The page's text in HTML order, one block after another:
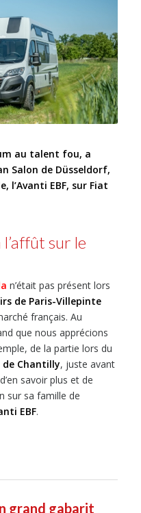
au talent fou, a
Salon de Düsseldorf,
l’Avanti EBF, sur Fiat
sur le
n’était pas présent lors
de Paris-Villepinte
français. Au
que nous apprécions
de la partie lors du
de Chantilly, juste avant
savoir plus et de
sur sa famille de
EBF.
grand gabarit